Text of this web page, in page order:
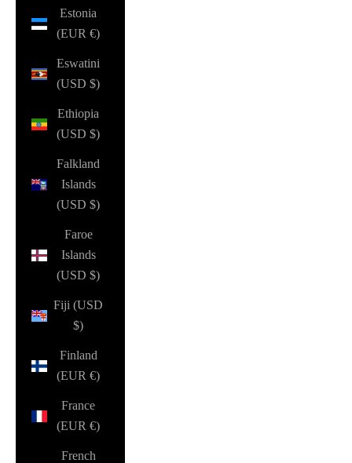
Estonia
(EUR €)
Eswatini
(USD $)
Ethiopia
(USD $)
Falkland
Islands
(USD $)
Faroe
Islands
(USD $)
Fiji (USD
$)
Finland
(EUR €)
France
(EUR €)
French